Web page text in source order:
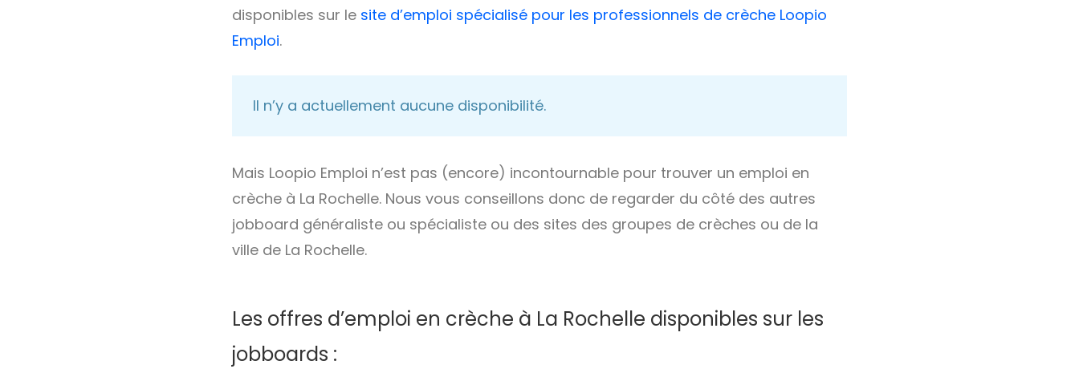
disponibles sur le site d’emploi spécialisé pour les professionnels de crèche Loopio
Emploi.
Il n’y a actuellement aucune disponibilité.
Mais Loopio Emploi n’est pas (encore) incontournable pour trouver un emploi en
crèche à La Rochelle. Nous vous conseillons donc de regarder du côté des autres
jobboard généraliste ou spécialiste ou des sites des groupes de crèches ou de la
ville de La Rochelle.
Les offres d’emploi en crèche à La Rochelle disponibles sur les
jobboards :